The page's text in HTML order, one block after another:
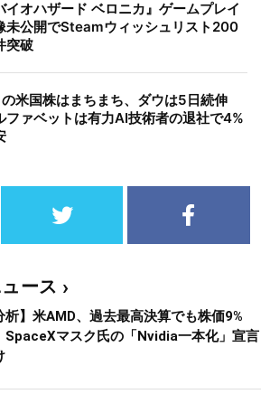
イオハザード ベロニカ』ゲームプレイ
未公開でSteamウィッシュリスト200
突破
米国株はまちまち、ダウは5日続伸
ファベットは有力AI技術者の退社で4%
ース
析】米AMD、過去最高決算でも株価9%
マスク氏の「Nvidia一本化」宣言